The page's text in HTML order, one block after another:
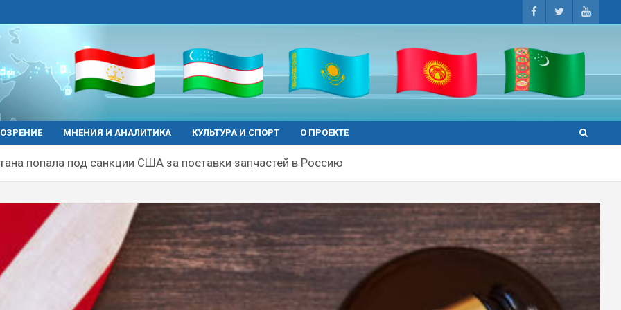
МНЕНИЯ И АНАЛИТИКА КУЛЬТУРА И СПОРТ О ПРОЕКТЕ
попала под санкции США за поставки запчастей в Россию